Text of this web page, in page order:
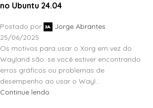
no Ubuntu 24.04
Postado por
Jorge Abrantes
25/06/2025
Os motivos para usar o Xorg em vez do
Wayland são: se você estiver encontrando
erros gráficos ou problemas de
desempenho ao usar o Wayl...
Continue lendo